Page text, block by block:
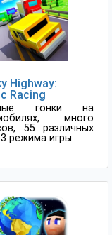
Highway:
Racing
гонки на
много
55 различных
режима игры